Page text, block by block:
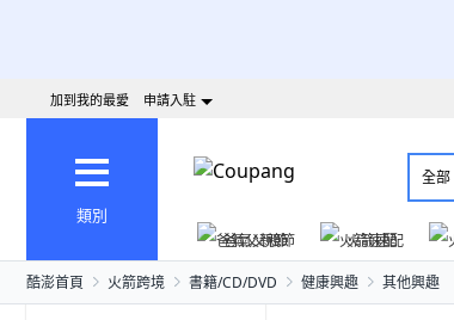
加到我的最愛 申請入駐
類別
全部
爸氣父親節
火箭速配
酷澎首頁 火箭跨境 書籍/CD/DVD 健康興趣 其他興趣